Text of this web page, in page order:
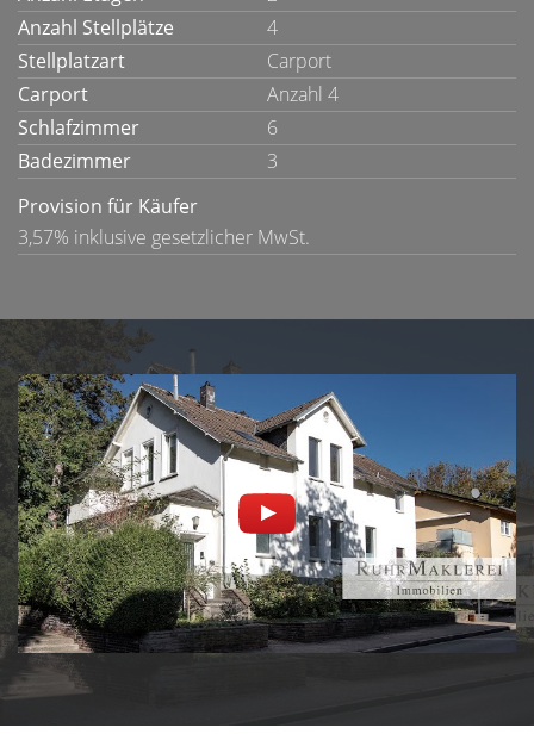
Anzahl Stellplätze
4
Stellplatzart
Carport
Carport
Anzahl 4
Schlafzimmer
6
Badezimmer
3
Provision für Käufer
3,57% inklusive gesetzlicher MwSt.